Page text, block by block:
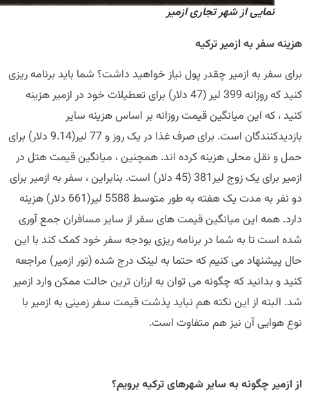
نمایی از شهر تجاری ازمیر
سفر به ازمیر ترکیه
سفر به ازمیر چقدر پول نیاز خواهید داشت؟ شما باید برنامه ریزی
کنید که روزانه 399 لیر (47 دلار) برای تعطیلات خود در ازمیر هزینه
، که این میانگین قیمت روزانه بر اساس هزینه سایر
بازدیدکنندگان است. برای صرف غذا در یک روز و 77 لیر(9.14 دلار) برای
و نقل محلی هزینه کرده اند. همچنین ، میانگین قیمت هتل در
ازمیر برای یک زوج لیر381 (45 دلار) است. بنابراین ، سفر به ازمیر برای
دو نفر به مدت یک هفته به طور متوسط ​​5588 لیر(661 دلار) هزینه
همه این میانگین قیمت های سفر از سایر مسافران جمع آوری
است تا به شما در برنامه ریزی بودجه سفر خود کمک کند با این
پیشنهاد می کنیم که حتما به لینک درج شده (تور ازمیر) مراجعه
و بدانید که چگونه می توان به ارزان ترین حالت ممکن وارد ازمیر
از این نکته هم نباید پذشت قیمت سفر زمینی به ازمیر با
هوایی آن نیز هم متفاوت است.
چگونه به سایر شهرهای ترکیه برویم؟